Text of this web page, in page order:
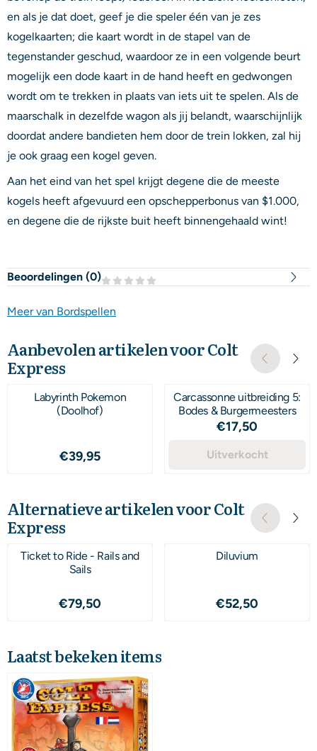
en als je dat doet, geef je die speler één van je zes
kogelkaarten; die kaart wordt in de stapel van de
tegenstander geschud, waardoor ze in een volgende beurt
mogelijk een dode kaart in de hand heeft en gedwongen
wordt om te trekken in plaats van iets uit te spelen. Als de
maarschalk in dezelfde wagon als jij belandt, waarschijnlijk
doordat andere bandieten hem door de trein lokken, zal hij
je ook graag een kogel geven.
Aan het eind van het spel krijgt degene die de meeste
kogels heeft afgevuurd een opschepperbonus van $1.000,
en degene die de rijkste buit heeft binnengehaald wint!
Beoordelingen (0)
Meer van Bordspellen
Aanbevolen artikelen voorColt
Express
Labyrinth Pokemon
(Doolhof)
Prijs: 39,95
€39,95
Carcassonne uitbreiding 5:
Bodes & Burgermeesters
Prijs: 17,50
€17,50
Uitverkocht
Alternatieve artikelen voorColt
Express
Ticket to Ride - Rails and
Sails
Prijs: 79,50
€79,50
Diluvium
Prijs: 52,50
€52,50
Laatst bekeken items